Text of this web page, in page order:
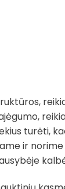
turėti,
ir